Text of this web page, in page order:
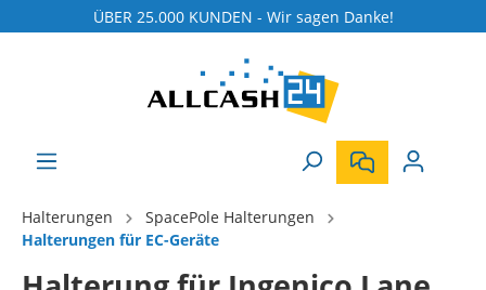
ÜBER 25.000 KUNDEN - Wir sagen Danke!
Halterungen
SpacePole Halterungen
Halterungen für EC-Geräte